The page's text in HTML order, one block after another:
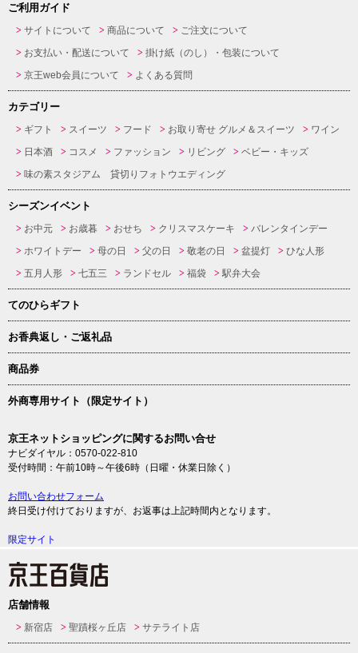
ご利用ガイド
サイトについて 商品について
ご注文について
お支払い・配送について
掛け紙（のし）・包装について
京王web会員について
よくある質問
カテゴリー
ギフト スイーツ フード お取り寄せ グルメ＆スイーツ
ワイン
日本酒
コスメ ファッション リビング
ベビー・キッズ
味の素スタジアム 貸切りフォトウエディング
シーズンイベント
お中元 お歳暮 おせち クリスマスケーキ
バレンタインデー
ホワイトデー
母の日 父の日 敬老の日 盆提灯
ひな人形
五月人形
七五三 ランドセル 福袋 駅弁大会
てのひらギフト
お香典返し・ご返礼品
商品券
外商専用サイト（限定サイト）
京王ネットショッピングに関するお問い合せ
ナビダイヤル：0570-022-810
受付時間：午前10時～午後6時（日曜・休業日除く）
お問い合わせフォーム
終日受け付けておりますが、お返事は上記時間内となります。
限定サイト
店舗情報
新宿店 聖蹟桜ヶ丘店 サテライト店